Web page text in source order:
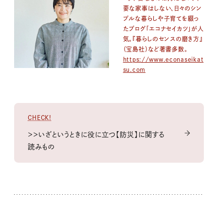
要な家事はしない、日々のシン
プルな暮らしや子育てを綴っ
たブログ「エコナセイカツ」が人
気。『暮らしのセンスの磨き方』
（宝島社）など著書多数。
https://www.econaseikat
su.com
CHECK!
＞＞いざというときに役に立つ【防災】に関する
読みもの